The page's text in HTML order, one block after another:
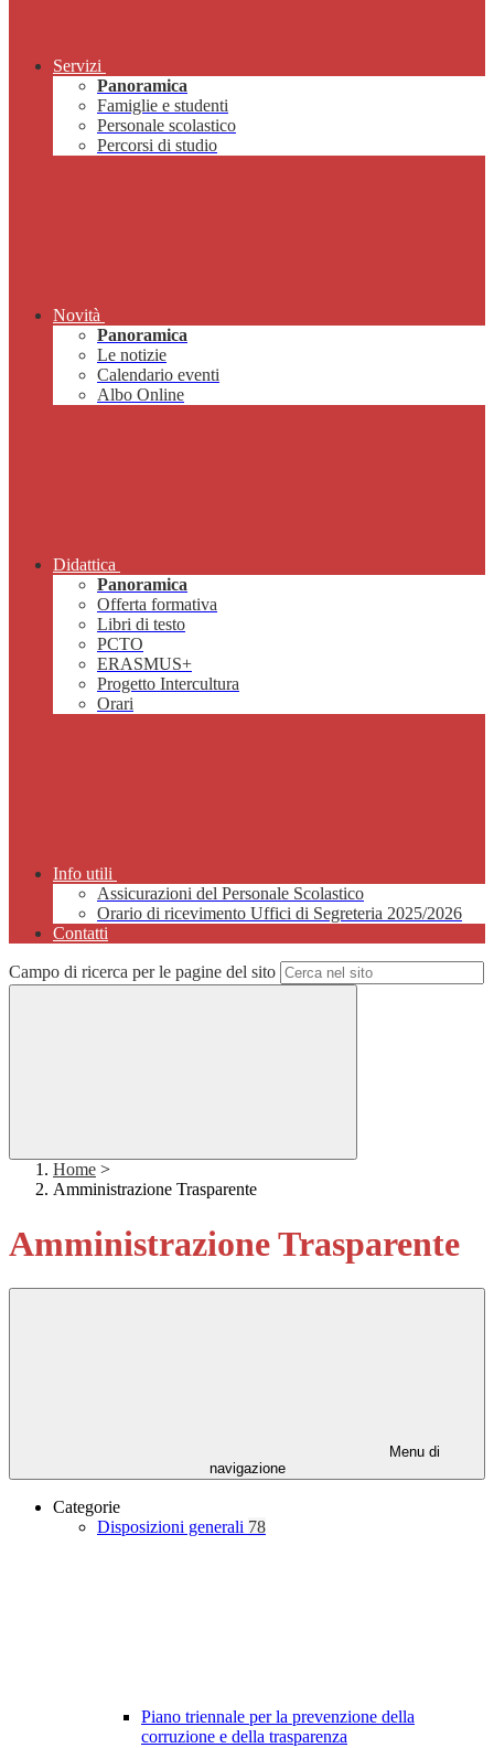
Servizi
Panoramica
Famiglie e studenti
Personale scolastico
Percorsi di studio
Novità
Panoramica
Le notizie
Calendario eventi
Albo Online
Didattica
Panoramica
Offerta formativa
Libri di testo
PCTO
ERASMUS+
Progetto Intercultura
Orari
Info utili
Assicurazioni del Personale Scolastico
Orario di ricevimento Uffici di Segreteria 2025/2026
Contatti
Campo di ricerca per le pagine del sito
Home >
Amministrazione Trasparente
Amministrazione Trasparente
Menu di
navigazione
Categorie
Disposizioni generali 78
Piano triennale per la prevenzione della
corruzione e della trasparenza